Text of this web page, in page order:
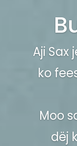
Aji Sax
ko
Moo
dëj